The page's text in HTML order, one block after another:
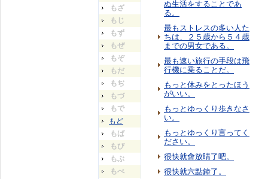
もざ
もじ
もず
もぜ
もぞ
もだ
もぢ
もづ
もで
もど
もば
もび
もぶ
もべ
ぬ生活をすることであ
る。
最もストレスの多い人た
ちは、２５歳から５４歳
までの男女である。
最も速い旅行の手段は飛
行機に乗ることだ。
もっと休みをとったほう
がいい。
もっとゆっくり歩きなさ
い。
もっとゆっくり言ってく
ださい。
很快就會放睛了吧。
很快就六點鐘了。